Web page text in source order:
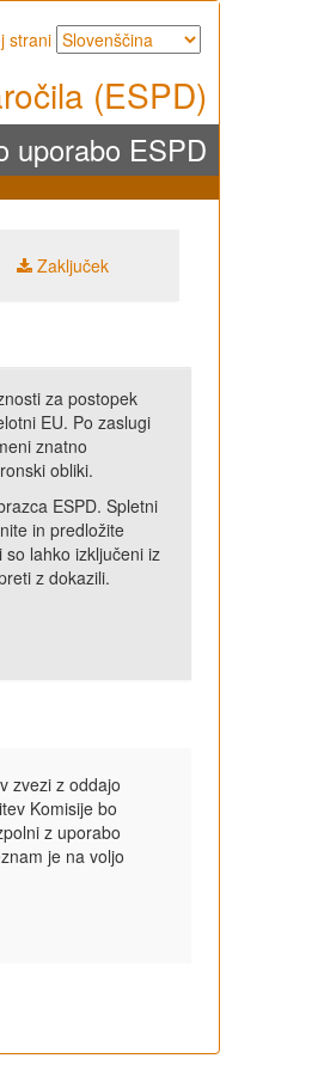
strani
(ESPD)
uporabo ESPD
Zaključek
za postopek
EU. Po zaslugi
znatno
obliki.
ESPD. Spletni
in predložite
lahko izključeni iz
z dokazili.
zvezi z oddajo
Komisije bo
z uporabo
je na voljo